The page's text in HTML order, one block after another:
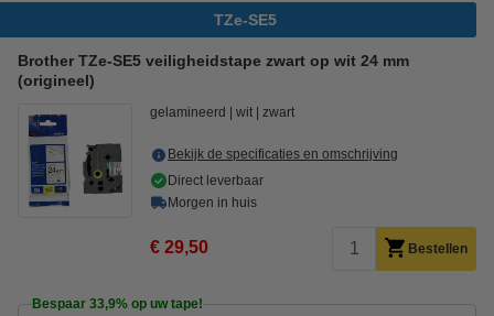
TZe-SE5
Brother TZe-SE5 veiligheidstape zwart op wit 24 mm
(origineel)
gelamineerd wit zwart
Bekijk de specificaties en omschrijving
Direct leverbaar
Morgen in huis
€ 29,50 Bestellen
Bespaar 33,9% op uw tape!